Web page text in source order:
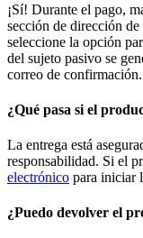
¡Sí! Durante el pago,
sección de dirección
seleccione la opción
del sujeto pasivo se
correo de confirmación.
¿Qué pasa si el
La entrega está
responsabilidad. Si el
electrónico para iniciar
¿Puedo devolver el